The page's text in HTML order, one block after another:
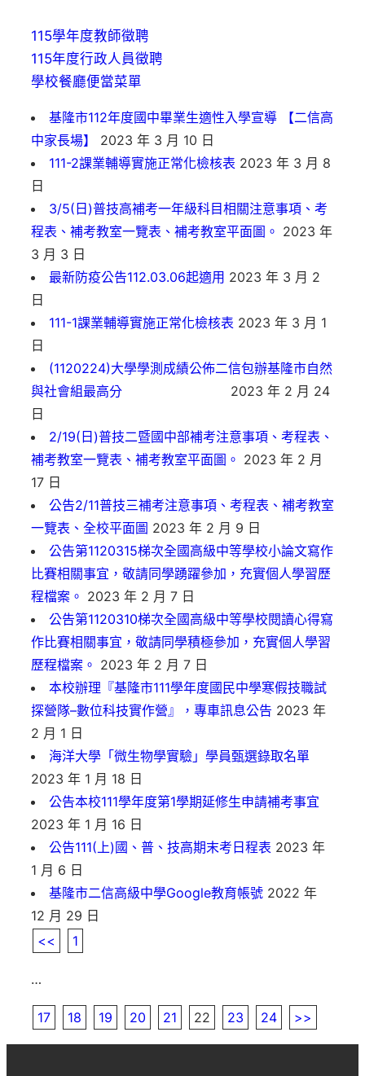
115學年度教師徵聘
115年度行政人員徵聘
學校餐廳便當菜單
基隆市112年度國中畢業生適性入學宣導 【二信高
中家長場】
2023 年 3 月 10 日
111-2課業輔導實施正常化檢核表 2023 年 3 月 8
日
3/5(日)普技高補考一年級科目相關注意事項、考
程表、補考教室一覽表、補考教室平面圖。 2023 年
3 月 3 日
最新防疫公告112.03.06起適用 2023 年 3 月 2
日
111-1課業輔導實施正常化檢核表 2023 年 3 月 1
日
(1120224)大學學測成績公佈二信包辦基隆市自然
與社會組最高分
2023 年 2 月 24
日
2/19(日)普技二暨國中部補考注意事項、考程表、
補考教室一覽表、補考教室平面圖。 2023 年 2 月
17 日
公告2/11普技三補考注意事項、考程表、補考教室
一覽表、全校平面圖 2023 年 2 月 9 日
公告第1120315梯次全國高級中等學校小論文寫作
比賽相關事宜，敬請同學踴躍參加，充實個人學習歷
程檔案。 2023 年 2 月 7 日
公告第1120310梯次全國高級中等學校閱讀心得寫
作比賽相關事宜，敬請同學積極參加，充實個人學習
歷程檔案。 2023 年 2 月 7 日
本校辦理『基隆市111學年度國民中學寒假技職試
探營隊–數位科技實作營』，專車訊息公告 2023 年
2 月 1 日
海洋大學「微生物學實驗」學員甄選錄取名單
2023 年 1 月 18 日
公告本校111學年度第1學期延修生申請補考事宜
2023 年 1 月 16 日
公告111(上)國、普、技高期末考日程表 2023 年
1 月 6 日
基隆市二信高級中學Google教育帳號 2022 年
12 月 29 日
<<
1
…
17 18 19 20 21 22 23 24 >>